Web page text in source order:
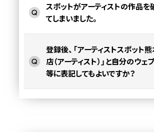
スポットがアーティストの作品を
てしまいました。
登録後、「アーティストスポット
店（アーティスト）」と自分のウェ
等に表記してもよいですか？